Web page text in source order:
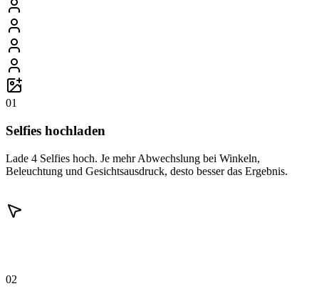
01
Selfies hochladen
Lade 4 Selfies hoch. Je mehr Abwechslung bei Winkeln,
Beleuchtung und Gesichtsausdruck, desto besser das Ergebnis.
02